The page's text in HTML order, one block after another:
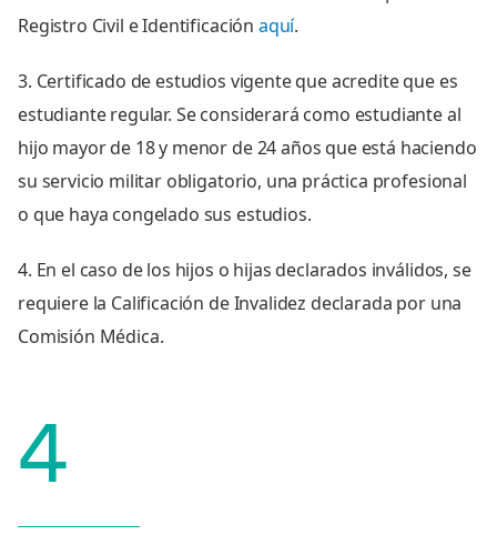
Registro Civil e Identificación aquí.
3. Certificado de estudios vigente que acredite que es
estudiante regular. Se considerará como estudiante al
hijo mayor de 18 y menor de 24 años que está haciendo
su servicio militar obligatorio, una práctica profesional
o que haya congelado sus estudios.
4. En el caso de los hijos o hijas declarados inválidos, se
requiere la Calificación de Invalidez declarada por una
Comisión Médica.
4